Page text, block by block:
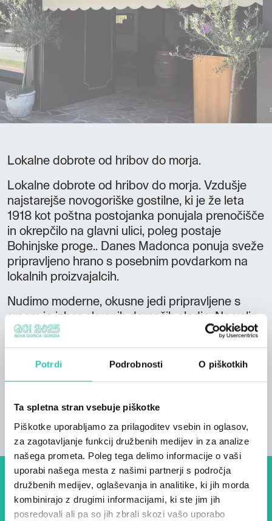
Potrdi Podrobnosti O piškotkih
Ta spletna stran vsebuje piškotke
Piškotke uporabljamo za prilagoditev vsebin in oglasov,
za zagotavljanje funkcij družbenih medijev in za analize
našega prometa. Poleg tega delimo informacije o vaši
uporabi našega mesta z našimi partnerji s področja
družbenih medijev, oglaševanja in analitike, ki jih morda
kombinirajo z drugimi informacijami, ki ste jim jih
posredovali ali pa so jih zbrali skozi vašo uporabo
Lokalne dobrote od hribov do morja.
Lokalne dobrote od hribov do morja. Vzdušje
najstarejše novogoriške gostilne, ki je že leta
1918 kot poštna postojanka ponujala prenočišče
in okrepčilo na glavni ulici, poleg postaje
Bohinjske proge.. Danes Madonca ponuja sveže
pripravljeno hrano s posebnim povdarkom na
lokalnih proizvajalcih.
Nudimo moderne, okusne jedi pripravljene s
srcem in izbor okusnih domačih sladic. Na voljo
je pester izbor vin iz bližnjih vinorodnih območij
Goriških brd, Vipavske doline in Krasa.
Klimatizirane sobe *** z dnevnim čiščenjem,
posteljo. Dobrodošli v Madonci.
Dogodki, članki in zgodbe iz
evropske prestolnice kulture